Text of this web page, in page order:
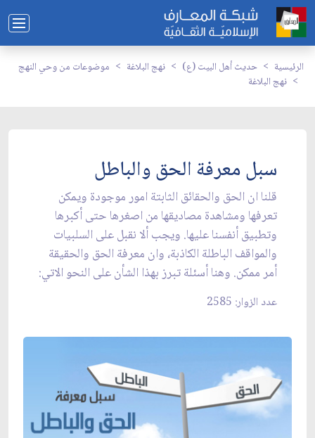
الرئيسية حديث أهل البيت (ع) نهج البلاغة
موضوعات من وحي النهج
نهج البلاغة
سبل معرفة الحق والباطل
قلنا ان الحق والحقائق الثابتة امور موجودة ويمكن
تعرفها ومشاهدة مصاديقها من اصغرها حتى أكبرها
وتطبيق أنفسنا عليها. ويجب ألا نقبل على السلبيات
والمواقف الباطلة الكاذبة، وان معرفة الحق والحقيقة
أمر ممكن. وهنا أسئلة تبرز بهذا الشأن على النحو الاتي:
عدد الزوار: 2585